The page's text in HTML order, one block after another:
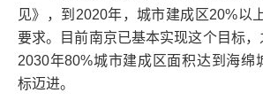
见》，到2020年，城市建成区20%以
要求。目前南京已基本实现这个目标，
2030年80%城市建成区面积达到海绵
标迈进。